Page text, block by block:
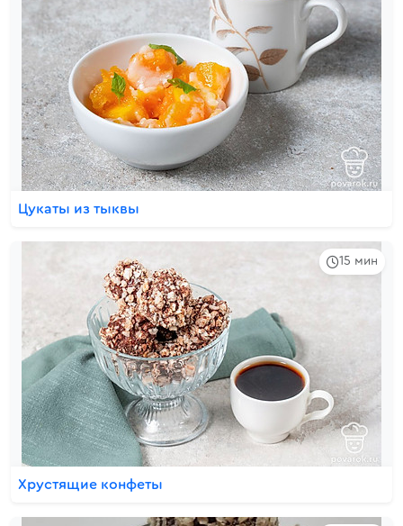
Цукаты из тыквы
15 мин
Хрустящие конфеты